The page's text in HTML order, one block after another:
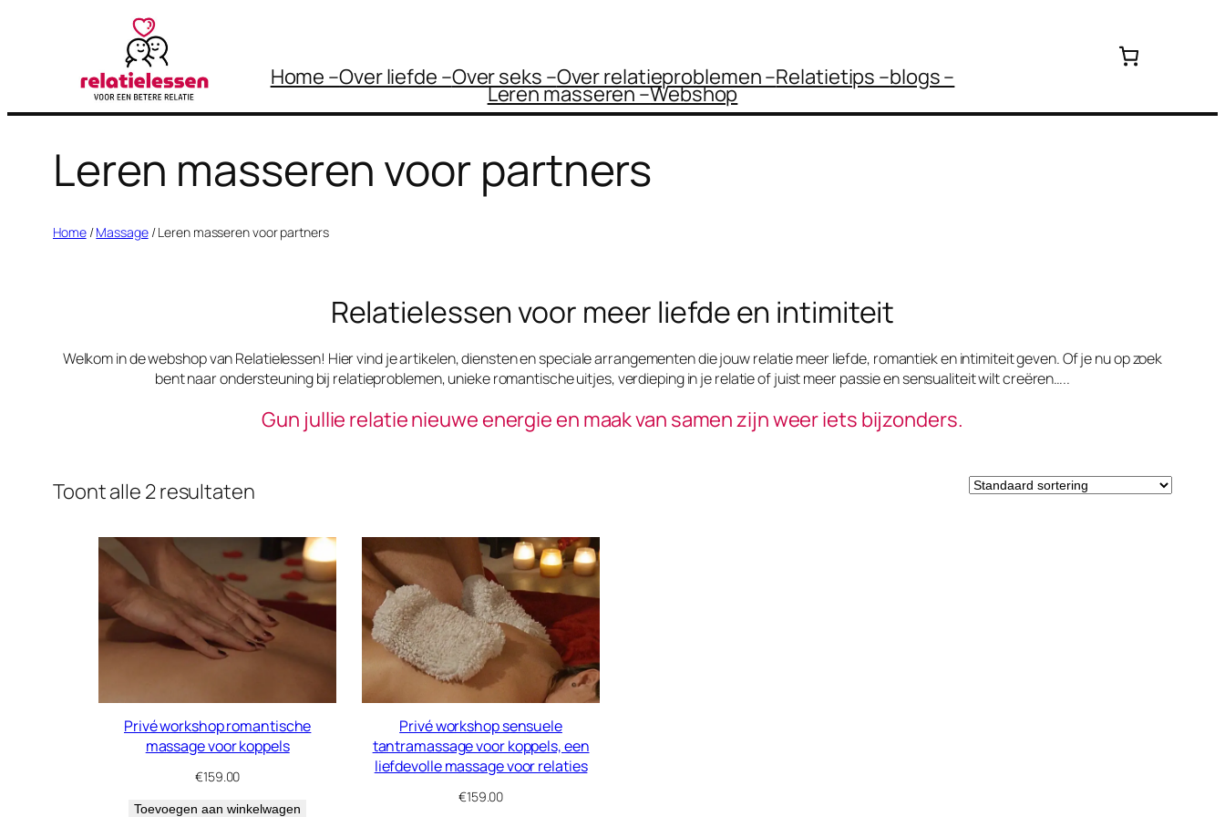
Home –Over liefde –Over seks –Over relatieproblemen –Relatietips –blogs –
Leren masseren –Webshop
Leren masseren voor partners
Home/Massage/ Leren masseren voor partners
Relatielessen voor meer liefde en intimiteit
Welkom in de webshop van Relatielessen! Hier vind je artikelen, diensten en speciale arrangementen die jouw relatie meer liefde, romantiek en intimiteit geven. Of je nu op zoek
bent naar ondersteuning bij relatieproblemen, unieke romantische uitjes, verdieping in je relatie of juist meer passie en sensualiteit wilt creëren…..
Gun jullie relatie nieuwe energie en maak van samen zijn weer iets bijzonders.
Toont alle 2 resultaten
Privé workshop romantische
massage voor koppels
€159.00
Toevoegen aan winkelwagen
Privé workshop sensuele
tantramassage voor koppels, een
liefdevolle massage voor relaties
€159.00